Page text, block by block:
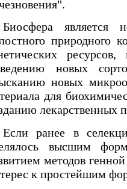
Биосфера является
природного
новых
новых
для
лекарственных
Если ранее в
высшим
методов
к простейшим